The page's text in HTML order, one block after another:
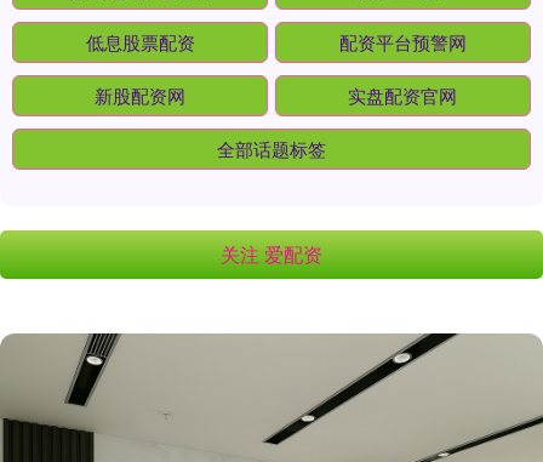
低息股票配资 配资平台预警网
新股配资网 实盘配资官网
全部话题标签
关注 爱配资